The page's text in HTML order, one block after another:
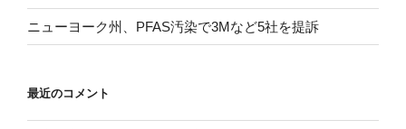
ニューヨーク州、PFAS汚染で3Mなど5社を提訴
最近のコメント